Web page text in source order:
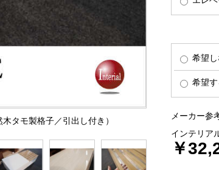
タモ製格子／引出し付き）
希望し
希望
メーカー参
インテリア
￥